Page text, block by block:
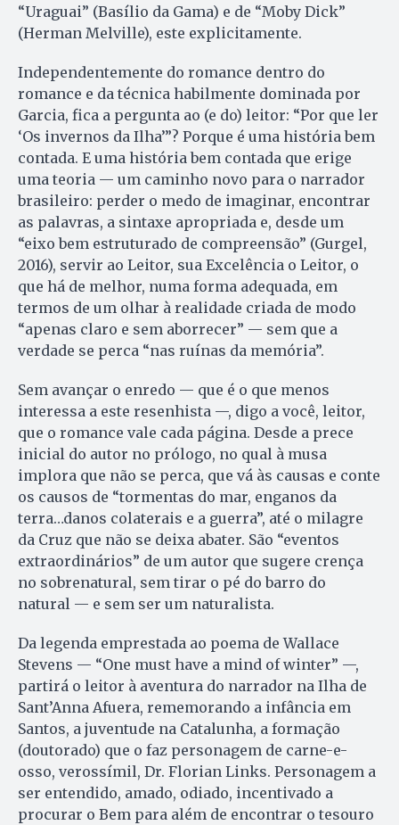
“Uraguai” (Ba­sílio da Gama) e de “Moby Dick”
(Her­man Melville), este explicitamente.
Independentemente do romance dentro do
romance e da técnica habilmente dominada por
Garcia, fica a pergunta ao (e do) leitor: “Por que ler
‘Os invernos da Ilha’”? Porque é uma história bem
contada. E uma história bem contada que erige
uma teoria — um caminho novo para o narrador
brasileiro: perder o medo de imaginar, encontrar
as palavras, a sintaxe apropriada e, desde um
“eixo bem estruturado de compreensão” (Gurgel,
2016), servir ao Leitor, sua Excelência o Leitor, o
que há de melhor, numa forma adequada, em
termos de um olhar à realidade criada de modo
“apenas claro e sem aborrecer” — sem que a
verdade se perca “nas ruínas da memória”.
Sem avançar o enredo — que é o que menos
interessa a este resenhista —, digo a você, leitor,
que o romance vale cada página. Desde a prece
inicial do autor no prólogo, no qual à musa
implora que não se perca, que vá às causas e conte
os causos de “tormentas do mar, enganos da
terra…danos colaterais e a guerra”, até o milagre
da Cruz que não se deixa abater. São “eventos
extraordinários” de um autor que sugere crença
no sobrenatural, sem tirar o pé do barro do
natural — e sem ser um naturalista.
Da legenda emprestada ao poema de Wallace
Stevens — “One must have a mind of winter” —,
partirá o leitor à aventura do narrador na Ilha de
Sant’Anna Afuera, rememorando a infância em
Santos, a juventude na Ca­talunha, a formação
(doutorado) que o faz personagem de carne-e-
osso, verossímil, Dr. Florian Links. Personagem a
ser entendido, amado, odiado, incentivado a
procurar o Bem para além de encontrar o tesouro